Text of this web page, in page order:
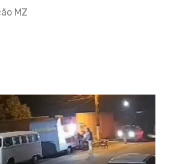
MZ